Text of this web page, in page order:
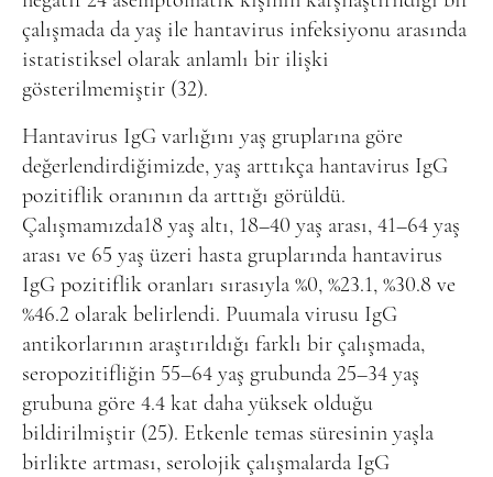
çalışmada da yaş ile hantavirus infeksiyonu arasında
istatistiksel olarak anlamlı bir ilişki
gösterilmemiştir (32).
Hantavirus IgG varlığını yaş gruplarına göre
değerlendirdiğimizde, yaş arttıkça hantavirus IgG
pozitiflik oranının da arttığı görüldü.
Çalışmamızda18 yaş altı, 18–40 yaş arası, 41–64 yaş
arası ve 65 yaş üzeri hasta gruplarında hantavirus
IgG pozitiflik oranları sırasıyla %0, %23.1, %30.8 ve
%46.2 olarak belirlendi. Puumala virusu IgG
antikorlarının araştırıldığı farklı bir çalışmada,
seropozitifliğin 55–64 yaş grubunda 25–34 yaş
grubuna göre 4.4 kat daha yüksek olduğu
bildirilmiştir (25). Etkenle temas süresinin yaşla
birlikte artması, serolojik çalışmalarda IgG